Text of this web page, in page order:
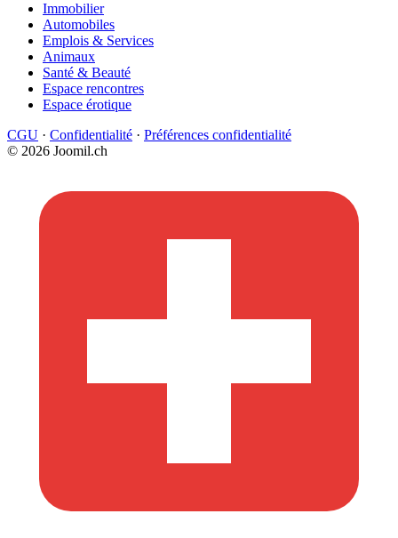
Immobilier
Automobiles
Emplois & Services
Animaux
Santé & Beauté
Espace rencontres
Espace érotique
CGU · Confidentialité · Préférences confidentialité
© 2026 Joomil.ch